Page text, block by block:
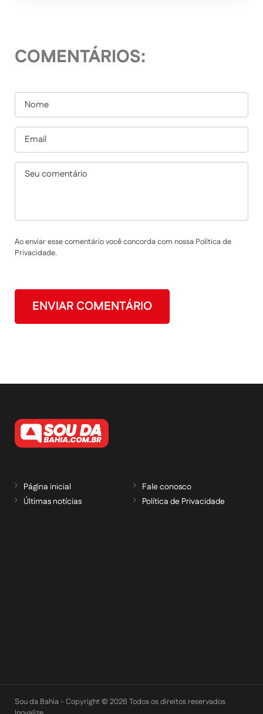
COMENTÁRIOS:
Ao enviar esse comentário você concorda com nossa Política de
Privacidade.
Página inicial
Últimas notícias
Fale conosco
Política de Privacidade
Sou da Bahia - Copyright © 2026 Todos os direitos reservados